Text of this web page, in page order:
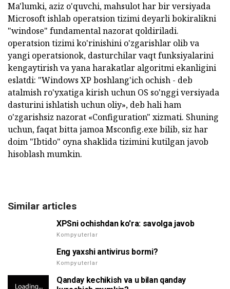
Ma'lumki, aziz o'quvchi, mahsulot har bir versiyada
Microsoft ishlab operatsion tizimi deyarli bokiralikni
"windose" fundamental nazorat qoldiriladi.
operatsion tizimi ko'rinishini o'zgarishlar olib va
yangi operatsionok, dasturchilar vaqt funksiyalarini
kengaytirish va yana harakatlar algoritmi ekanligini
eslatdi: "Windows XP boshlang'ich ochish - deb
atalmish ro'yxatiga kirish uchun OS so'nggi versiyada
dasturini ishlatish uchun oliy», deb hali ham
o'zgarishsiz nazorat «Configuration" xizmati. Shuning
uchun, faqat bitta jamoa Msconfig.exe bilib, siz har
doim "Ibtido" oyna shaklida tizimini kutilgan javob
hisoblash mumkin.
Similar articles
XPSni ochishdan ko'ra: savolga javob
Kompyuterlar
Eng yaxshi antivirus bormi?
Kompyuterlar
Qanday kechikish va u bilan qanday